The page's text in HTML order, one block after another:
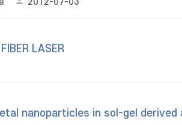
2012-07-03
LASER
nanoparticles in sol-gel derived